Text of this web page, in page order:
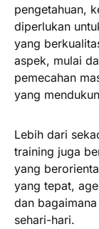
pengetahuan,
diperlukan
yang
aspek, mulai
pemecahan
yang
Lebih dari
training juga
yang
yang tepat,
dan
sehari-hari.